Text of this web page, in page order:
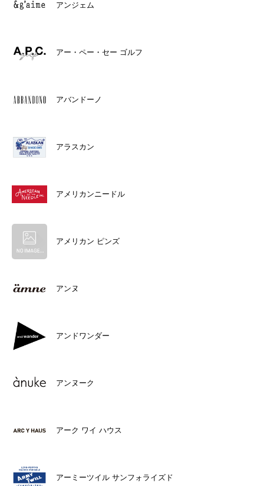
アンジェム
アー・ペー・セー ゴルフ
アバンドーノ
アラスカン
アメリカンニードル
アメリカン ピンズ
アンヌ
アンドワンダー
アンヌーク
アーク ワイ ハウス
アーミーツイル サンフォライズド